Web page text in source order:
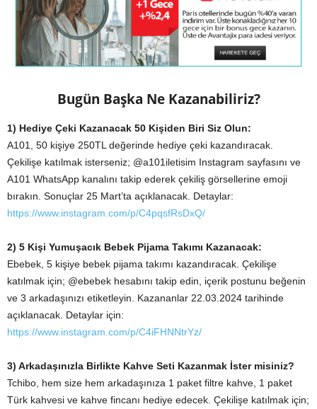
Bugün Başka Ne Kazanabiliriz?
1) Hediye Çeki Kazanacak 50 Kişiden Biri Siz Olun:
A101, 50 kişiye 250TL değerinde hediye çeki kazandıracak.
Çekilişe katılmak isterseniz; @a101iletisim Instagram sayfasını ve
A101 WhatsApp kanalını takip ederek çekiliş görsellerine emoji
bırakın. Sonuçlar 25 Mart’ta açıklanacak. Detaylar:
https://www.instagram.com/p/C4pqsfRsDxQ/
2) 5 Kişi Yumuşacık Bebek Pijama Takımı Kazanacak:
Ebebek, 5 kişiye bebek pijama takımı kazandıracak. Çekilişe
katılmak için; @ebebek hesabını takip edin, içerik postunu beğenin
ve 3 arkadaşınızı etiketleyin. Kazananlar 22.03.2024 tarihinde
açıklanacak. Detaylar için:
https://www.instagram.com/p/C4iFHNNtrYz/
3) Arkadaşınızla Birlikte Kahve Seti Kazanmak İster misiniz?
Tchibo, hem size hem arkadaşınıza 1 paket filtre kahve, 1 paket
Türk kahvesi ve kahve fincanı hediye edecek. Çekilişe katılmak için;